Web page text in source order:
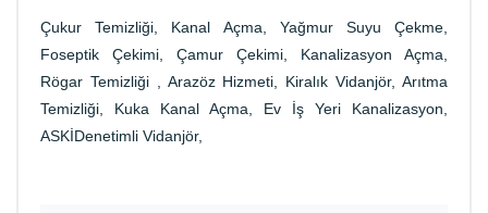
Çukur Temizliği, Kanal Açma, Yağmur Suyu Çekme,
Foseptik Çekimi, Çamur Çekimi, Kanalizasyon Açma,
Rögar Temizliği , Arazöz Hizmeti, Kiralık Vidanjör, Arıtma
Temizliği, Kuka Kanal Açma, Ev İş Yeri Kanalizasyon,
ASKİDenetimli Vidanjör,